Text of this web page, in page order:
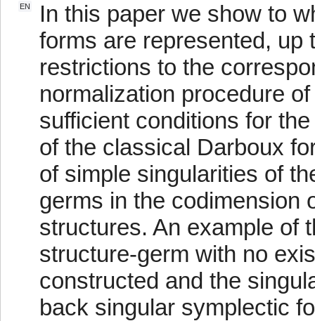
EN
In this paper we show to
forms are represented, up
restrictions to the
normalization procedure
sufficient conditions for
of the classical Darboux
of simple singularities of
germs in the codimension
structures. An example of
structure-germ with no
constructed and the
back singular symplectic